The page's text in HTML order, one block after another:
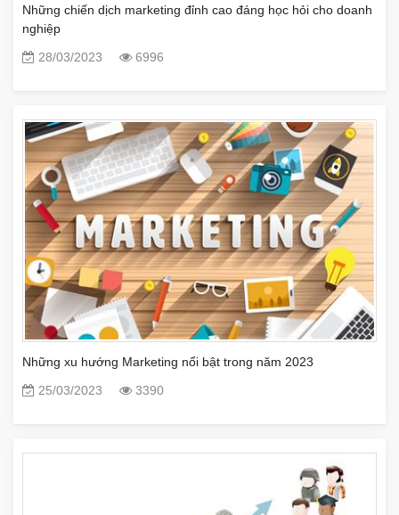
Những chiến dịch marketing đỉnh cao đáng học hỏi cho doanh
nghiệp
28/03/2023
6996
Những xu hướng Marketing nổi bật trong năm 2023
25/03/2023
3390